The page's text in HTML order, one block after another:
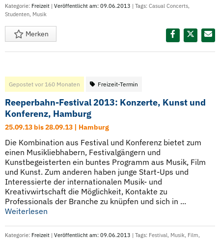
Kategorie: Freizeit | Veröffentlicht am: 09.06.2013 | Tags: Casual Concerts,
Studenten, Musik
Merken
Gepostet vor 160 Monaten Freizeit-Termin
Reeperbahn-Festival 2013: Konzerte, Kunst und
Konferenz, Hamburg
25.09.13 bis 28.09.13 | Hamburg
Die Kombination aus Festival und Konferenz bietet zum
einen Musikliebhabern, Festivalgängern und
Kunstbegeisterten ein buntes Programm aus Musik, Film
und Kunst. Zum anderen haben junge Start-Ups und
Interessierte der internationalen Musik- und
Kreativwirtschaft die Möglichkeit, Kontakte zu
Professionals der Branche zu knüpfen und sich in ...
Weiterlesen
Kategorie: Freizeit | Veröffentlicht am: 09.06.2013 | Tags: Festival, Musik, Film,